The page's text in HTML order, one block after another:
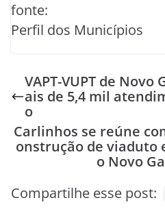
fonte:
Perfil dos Municípios
VAPT-VUPT de Novo
ais de 5,4 mil
o
Carlinhos se reúne
onstrução de viaduto
o Novo
Compartilhe esse post: